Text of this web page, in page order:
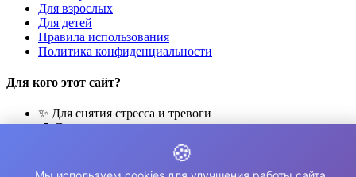
Для взрослых
Для детей
Правила использования
Политика конфиденциальности
Для кого этот сайт?
✨ Для снятия стресса и тревоги
🎨 Для развития креативности
🧘 Для медитации и расслабления
👨‍👩‍👧‍👦 Для семейного досуга
🍪